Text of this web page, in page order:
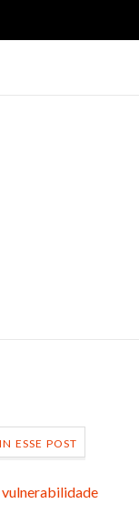
ESSE POST
vulnerabilidade